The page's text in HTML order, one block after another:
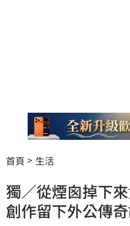
首頁 生活
獨／從煙囪掉下
創作留下外公傳